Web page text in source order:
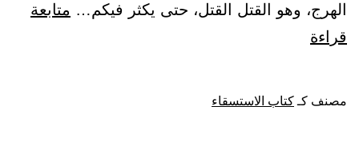
الهرج، وهو القتل القتل، حتى يكثر فيكم… متابعة
قراءة
مصنف كـ كتاب الاستسقاء